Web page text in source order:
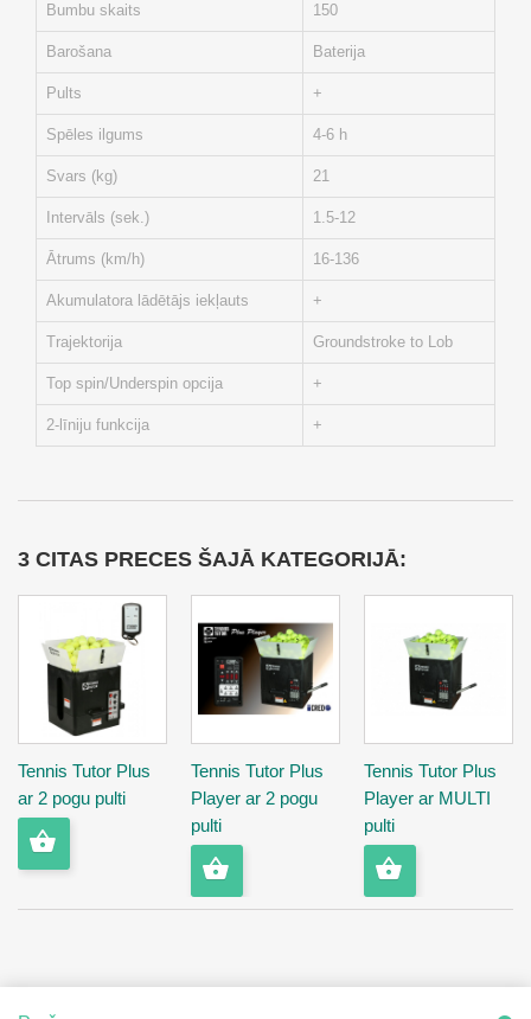
Bumbu skaits 150
Barošana Baterija
Pults +
Spēles ilgums 4-6 h
Svars (kg) 21
Intervāls (sek.) 1.5-12
Ātrums (km/h) 16-136
Akumulatora lādētājs iekļauts +
Trajektorija Groundstroke to Lob
Top spin/Underspin opcija +
2-līniju funkcija +
3 CITAS PRECES ŠAJĀ KATEGORIJĀ:
Tennis Tutor Plus
ar 2 pogu pulti
Tennis Tutor Plus
Player ar 2 pogu
pulti
Tennis Tutor Plus
Player ar MULTI
pulti